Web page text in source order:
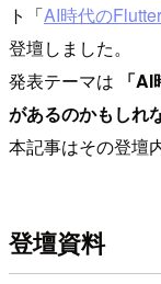
ト「AI時代の
登壇しました。
発表テーマは
「
があるのかもしれ
本記事はその登壇
登壇資料